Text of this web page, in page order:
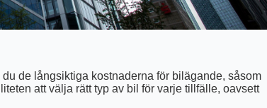
de långsiktiga kostnaderna för bilägande, såsom
att välja rätt typ av bil för varje tillfälle, oavsett